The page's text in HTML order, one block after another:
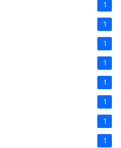
1
1
1
1
1
1
1
1